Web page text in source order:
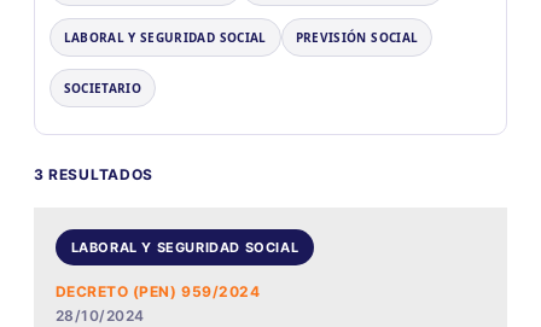
LABORAL Y SEGURIDAD SOCIAL PREVISIÓN SOCIAL
SOCIETARIO
3 RESULTADOS
LABORAL Y SEGURIDAD SOCIAL
DECRETO (PEN) 959/2024
28/10/2024